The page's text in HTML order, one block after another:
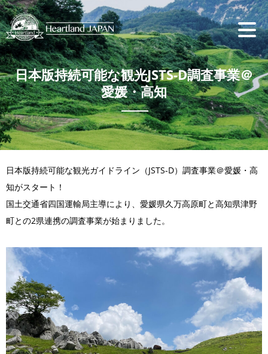
日本版持続可能な観光JSTS-D調査事業＠
愛媛・高知
日本版持続可能な観光ガイドライン（JSTS-D）調査事業＠愛媛・高
知がスタート！
国土交通省四国運輸局主導により、愛媛県久万高原町と高知県津野
町との2県連携の調査事業が始まりました。